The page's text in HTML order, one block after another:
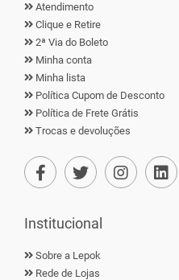
Atendimento
Clique e Retire
2ª Via do Boleto
Minha conta
Minha lista
Política Cupom de Desconto
Política de Frete Grátis
Trocas e devoluções
Institucional
Sobre a Lepok
Rede de Lojas